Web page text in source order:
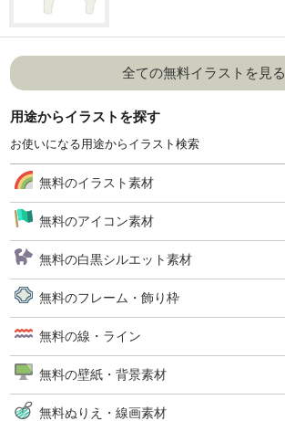
全ての無料イラストを見る
用途からイラストを探す
お使いになる用途からイラスト検索
無料のイラスト素材
無料のアイコン素材
無料の白黒シルエット素材
無料のフレーム・飾り枠
無料の線・ライン
無料の壁紙・背景素材
無料ぬりえ・線画素材